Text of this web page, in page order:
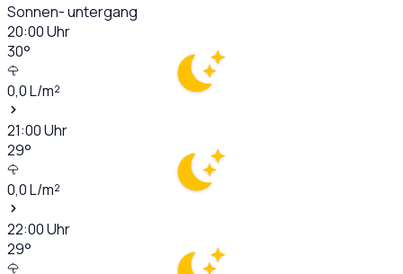
Sonnen- untergang
20:00Uhr
30°
0,0L/m²
21:00Uhr
29°
0,0L/m²
22:00Uhr
29°